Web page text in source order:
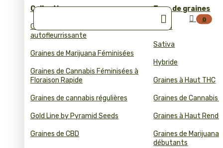
Collections
Graines de cannabis
autofleurrissante
Graines de Marijuana Féminisées
Graines de Cannabis Féminisées à
Floraison Rapide
Graines de cannabis régulières
Gold Line by Pyramid Seeds
Graines de CBD
Type de graines
Indica
Sativa
Hybride
Graines à Haut THC
Graines de Cannabis
Graines à Haut
Graines de Marijuana
débutants
  0